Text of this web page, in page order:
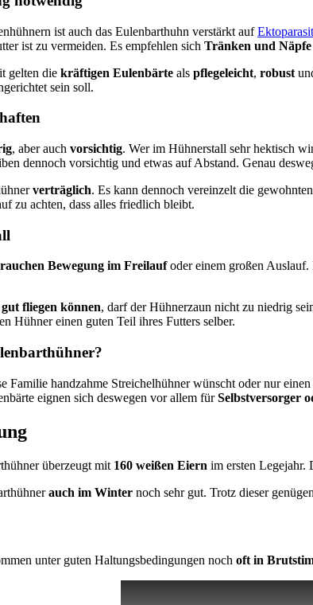
ist auch das Eulenbarthuhn verstärkt auf
ist zu vermeiden. Es empfehlen sich Tränken und
gelten die kräftigen Eulenbärte als pflegeleicht, robust
sein soll.
, aber auch vorsichtig. Wer im Hühnerstall sehr hektisch
dennoch vorsichtig und etwas auf Abstand. Genau
verträglich. Es kann dennoch vereinzelt die
zu achten, dass alles friedlich bleibt.
Bewegung im Freilaufoder einem großen Auslauf.
gut fliegen können, darf der Hühnerzaun nicht zu niedrig
Hühner einen guten Teil ihres Futters selber.
Familie handzahme Streichelhühner wünscht oder nur
eignen sich deswegen vor allem fürSelbstversorger
überzeugt mit 160 weißen Eiern im ersten Legejahr.
auch im Winter noch sehr gut. Trotz dieser
unter guten Haltungsbedingungen noch oft in